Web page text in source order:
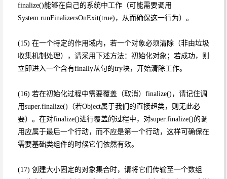
finalize()能够在自己的系统中工作（可能需要调用
System.runFinalizersOnExit(true)，从而确保这一行为）。
(15) 在一个特定的作用域内，若一个对象必须清除（非由垃圾
收集机制处理），请采用下述方法：初始化对象；若成功，则
立即进入一个含有finally从句的try块，开始清除工作。
(16) 若在初始化过程中需要覆盖（取消）finalize()，请记住调
用super.finalize()（若Object属于我们的直接超类，则无此必
要）。在对finalize()进行覆盖的过程中，对super.finalize()的调
用应属于最后一个行动，而不应是第一个行动，这样可确保在
需要基础类组件的时候它们依然有效。
(17) 创建大小固定的对象集合时，请将它们传输至一个数组